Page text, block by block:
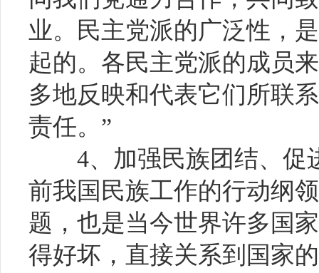
业。民主党派的广泛性，
起的。各民主党派的成员
多地反映和代表它们所联
责任。”
4、加强民族团结、促
前我国民族工作的行动纲
题，也是当今世界许多国
得好坏，直接关系到国家